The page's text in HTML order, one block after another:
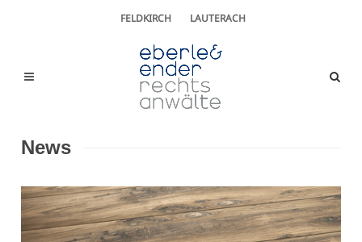
FELDKIRCH LAUTERACH
News